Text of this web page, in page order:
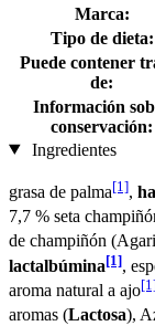
Marca:
Tipo de dieta:
Puede contener
de:
Información
conservación:
Ingredientes
grasa de palma[1],
7,7 % seta
de champiñón
lactalbúmina[1],
aroma natural a ajo
aromas (Lactosa),